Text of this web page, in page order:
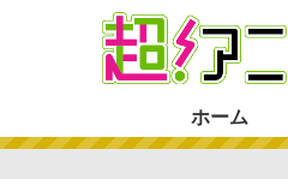
ホーム